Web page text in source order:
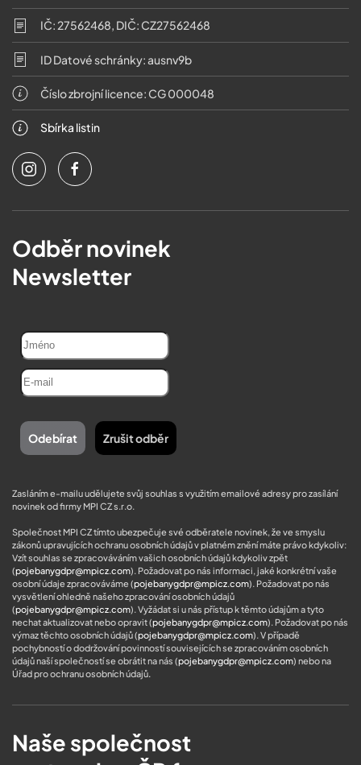
IČ: 27562468, DIČ: CZ27562468
ID Datové schránky: ausnv9b
Číslo zbrojní licence: CG 000048
Sbírka listin
Odběr novinek
Newsletter
Zasláním e-mailu udělujete svůj souhlas s využitím emailové adresy pro zasílání
novinek od firmy MPI CZ s.r.o.
Společnost MPI CZ tímto ubezpečuje své odběratele novinek, že ve smyslu
zákonů upravujících ochranu osobních údajů v platném znění máte právo kdykoliv:
Vzít souhlas se zpracováváním vašich osobních údajů kdykoliv zpět
(pojebanygdpr@mpicz.com). Požadovat po nás informaci, jaké konkrétní vaše
osobní údaje zpracováváme (pojebanygdpr@mpicz.com). Požadovat po nás
vysvětlení ohledně našeho zpracování osobních údajů
(pojebanygdpr@mpicz.com). Vyžádat si u nás přístup k těmto údajům a tyto
nechat aktualizovat nebo opravit (pojebanygdpr@mpicz.com). Požadovat po nás
výmaz těchto osobních údajů (pojebanygdpr@mpicz.com). V případě
pochybností o dodržování povinností souvisejících se zpracováním osobních
údajů naší společností se obrátit na nás (pojebanygdpr@mpicz.com) nebo na
Úřad pro ochranu osobních údajů.
Naše společnost